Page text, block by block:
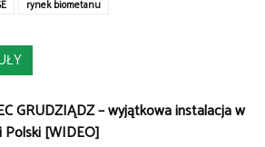
rynek biometanu
GRUDZIĄDZ – wyjątkowa instalacja w
Polski [WIDEO]